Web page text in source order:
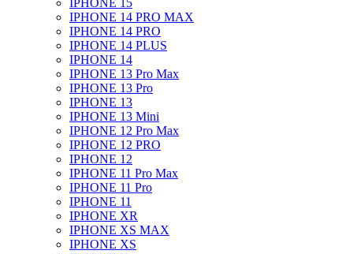
IPHONE 15
IPHONE 14 PRO MAX
IPHONE 14 PRO
IPHONE 14 PLUS
IPHONE 14
IPHONE 13 Pro Max
IPHONE 13 Pro
IPHONE 13
IPHONE 13 Mini
IPHONE 12 Pro Max
IPHONE 12 PRO
IPHONE 12
IPHONE 11 Pro Max
IPHONE 11 Pro
IPHONE 11
IPHONE XR
IPHONE XS MAX
IPHONE XS